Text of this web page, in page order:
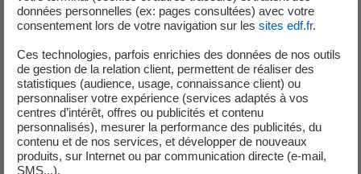
énergéticiens et financiers, ainsi que KPMG Corporate
Finance. Il a commencé sa carrière en 1993 à la Direction
trésorerie du groupe De Agostini à Novara, en Italie.
Simone Rossi est diplômé de l'Université Bocconi de Milan
en Administration des Affaires.
données personnelles (ex: pages consultées) avec votre
consentement lors de votre navigation sur les sites edf.fr.
Ces technologies, parfois enrichies des données de nos outils
de gestion de la relation client, permettent de réaliser des
statistiques (audience, usage, connaissance client) ou
personnaliser votre expérience (services adaptés à vos
centres d’intérêt, offres ou publicités et contenu
personnalisés), mesurer la performance des publicités, du
contenu et de nos services, et développer de nouveaux
produits, sur Internet ou par communication directe (e-mail,
SMS...).